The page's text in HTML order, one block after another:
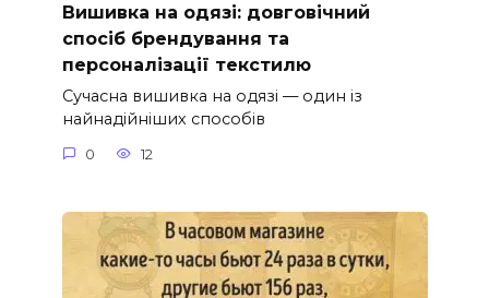
Вишивка на одязі: довговічний
спосіб брендування та
персоналізації текстилю
Сучасна вишивка на одязі — один із
найнадійніших способів
0 12